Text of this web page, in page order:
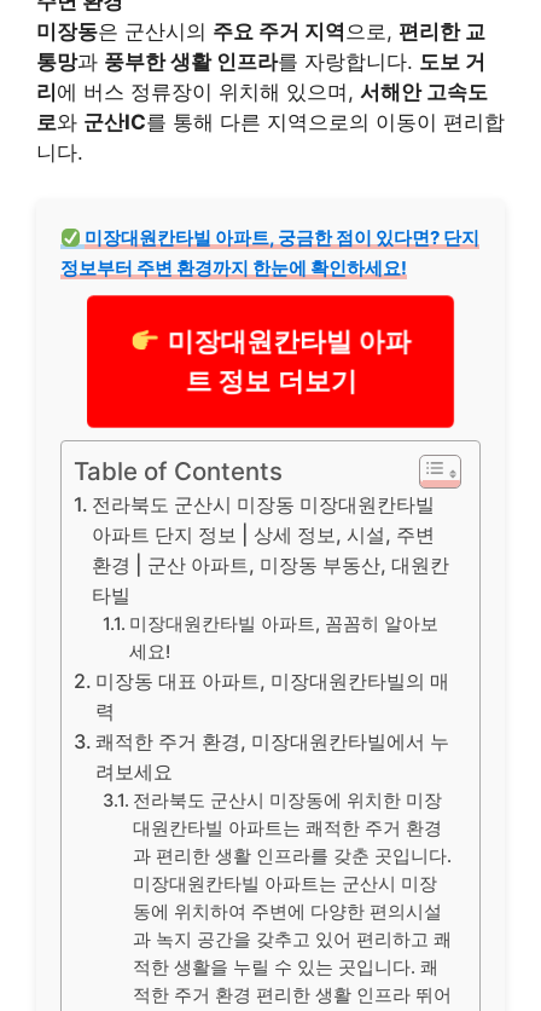
미장동은 군산시의 주요 주거 지역 으로, 편리한 교
통망과 풍부한 생활 인프라를 자랑합니다. 도보 거
리에 버스 정류장이 위치해 있으며, 서해안 고속도
로와 군산IC를 통해 다른 지역으로의 이동이 편리합
니다.
미장대원칸타빌 아파트, 궁금한 점이 있다면? 단지
정보부터 주변 환경까지 한눈에 확인하세요!
미장대원칸타빌 아파
트 정보 더보기
Table of Contents
전라북도 군산시 미장동 미장대원칸타빌
아파트 단지 정보 | 상세 정보, 시설, 주변
환경 | 군산 아파트, 미장동 부동산, 대원칸
타빌
미장대원칸타빌 아파트, 꼼꼼히 알아보
세요!
미장동 대표 아파트, 미장대원칸타빌의 매
력
쾌적한 주거 환경, 미장대원칸타빌에서 누
려보세요
전라북도 군산시 미장동에 위치한 미장
대원칸타빌 아파트는 쾌적한 주거 환경
과 편리한 생활 인프라를 갖춘 곳입니다.
미장대원칸타빌 아파트는 군산시 미장
동에 위치하여 주변에 다양한 편의시설
과 녹지 공간을 갖추고 있어 편리하고 쾌
적한 생활을 누릴 수 있는 곳입니다. 쾌
적한 주거 환경 편리한 생활 인프라 뛰어